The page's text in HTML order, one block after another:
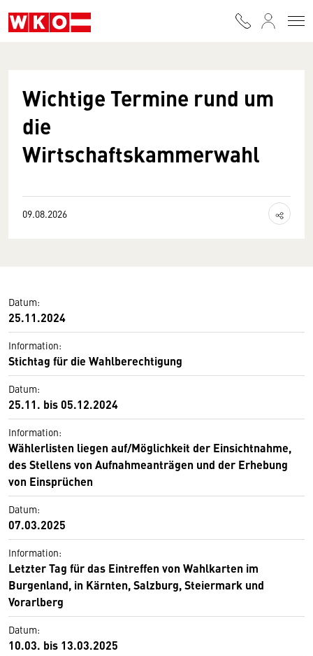
Wichtige Termine rund um
die
Wirtschaftskammerwahl
09.08.2026 Inhalt
Datum:
25.11.2024
Information:
Stichtag für die Wahlberechtigung
Datum:
25.11. bis 05.12.2024
Information:
Wählerlisten liegen auf/Möglichkeit der Einsichtnahme,
des Stellens von Aufnahmeanträgen und der Erhebung
von Einsprüchen
Datum:
07.03.2025
Information:
Letzter Tag für das Eintreffen von Wahlkarten im
Burgenland, in Kärnten, Salzburg, Steiermark und
Vorarlberg
Datum:
10.03. bis 13.03.2025